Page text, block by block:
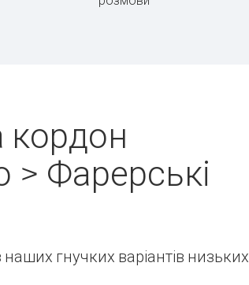
кордон
> Фарерські
гнучких варіантів низьких